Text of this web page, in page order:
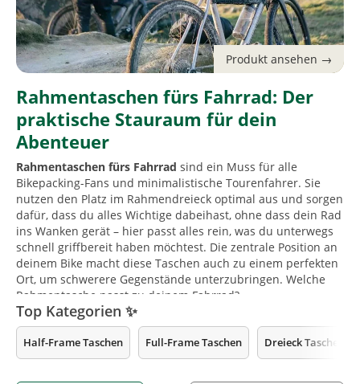
Rahmentaschen fürs Fahrrad: Der
praktische Stauraum für dein
Abenteuer
Rahmentaschen fürs Fahrrad sind ein Muss für alle
Bikepacking-Fans und minimalistische Tourenfahrer. Sie
nutzen den Platz im Rahmendreieck optimal aus und sorgen
dafür, dass du alles Wichtige dabeihast, ohne dass dein Rad
ins Wanken gerät – hier passt alles rein, was du unterwegs
schnell griffbereit haben möchtest. Die zentrale Position an
deinem Bike macht diese Taschen auch zu einem perfekten
Ort, um schwerere Gegenstände unterzubringen. Welche
Rahmentasche passt zu deinem Fahrrad?
Top Kategorien ✨
Half-Frame Taschen Full-Frame Taschen Dreieck Tasche